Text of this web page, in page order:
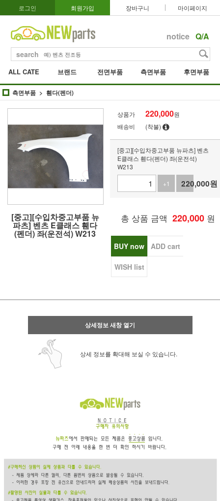
로그인 회원가입 장바구니 마이페이지
notice Q/A
search
ALL CATE 브랜드 전면부품 측면부품 후면부품
측면부품 휀다(펜더)
[중고][수입차중고부품 뉴
파츠] 벤츠 E클래스 휀다
(펜더) 좌(운전석) W213
상품가 220,000원
배송비
(착불)
[중고][수입차중고부품 뉴파츠] 벤츠
E클래스 휀다(펜더) 좌(운전석)
W213
+1
-1
220,000원
총 상품 금액 220,000 원
BUY now ADD cart
WISH list
상세정보 새창 열기
상세 정보를 확대해 보실 수 있습니다.